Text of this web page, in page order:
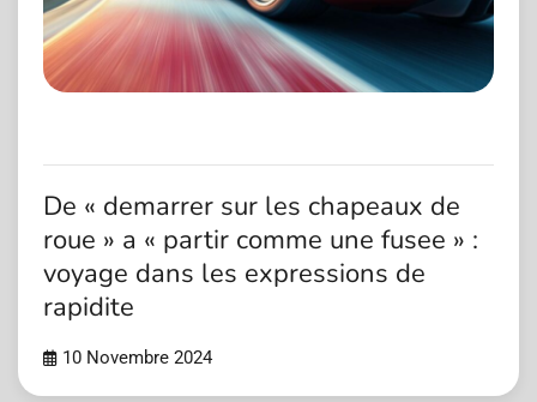
De « demarrer sur les chapeaux de
roue » a « partir comme une fusee » :
voyage dans les expressions de
rapidite
10 Novembre 2024